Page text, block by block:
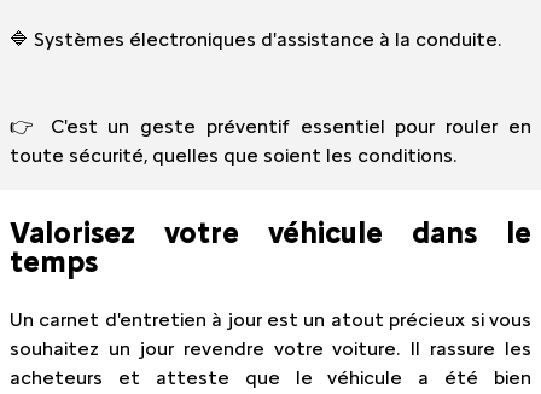
🔷 Systèmes électroniques d'assistance à la conduite.
👉 C'est un geste préventif essentiel pour rouler en
toute sécurité, quelles que soient les conditions.
Valorisez votre véhicule dans le
temps
Un carnet d'entretien à jour est un atout précieux si vous
souhaitez un jour revendre votre voiture. Il rassure les
acheteurs et atteste que le véhicule a été bien